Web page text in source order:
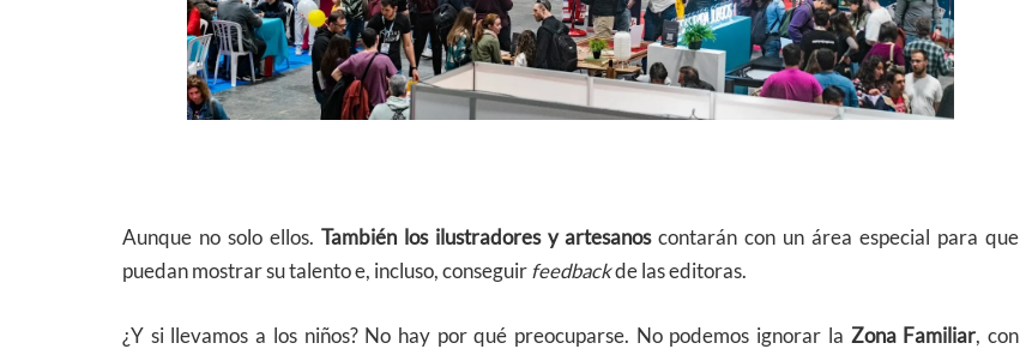
Aunque no solo ellos. También los ilustradores y artesanoscontarán con un área especial para que
puedan mostrar su talento e, incluso, conseguir feedbackde las editoras.
¿Y si llevamos a los niños? No hay por qué preocuparse. No podemos ignorar la Zona Familiar, con